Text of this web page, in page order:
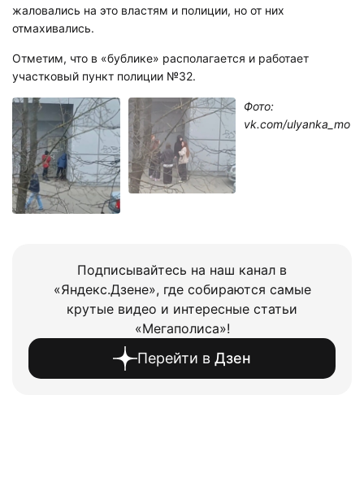
жаловались на это властям и полиции, но от них
отмахивались.
Отметим, что в «бублике» располагается и работает
участковый пункт полиции №32.
Фото:
vk.com/ulyanka_mo
Подписывайтесь на наш канал в
«Яндекс.Дзене», где собираются самые
крутые видео и интересные статьи
«Мегаполиса»!
Перейти в Дзен